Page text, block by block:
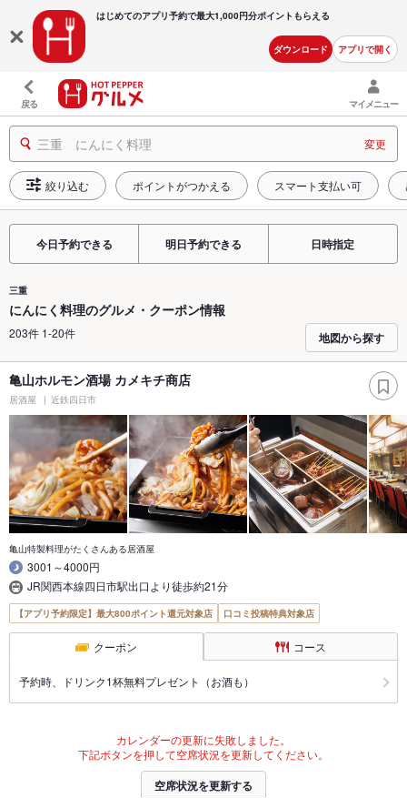
はじめてのアプリ予約で最大1,000円分ポイントもらえる
ダウンロード アプリで開く
戻る マイメニュー
三重 にんにく料理 変更
絞り込む ポイントがつかえる スマート支払い可
今日予約できる 明日予約できる 日時指定
三重
にんにく料理のグルメ・クーポン情報
203件 1-20件 地図から探す
亀山ホルモン酒場 カメキチ商店
居酒屋 近鉄四日市
亀山特製料理がたくさんある居酒屋
3001～4000円
JR関西本線四日市駅出口より徒歩約21分
【アプリ予約限定】最大800ポイント還元対象店 口コミ投稿特典対象店
クーポン コース
予約時、ドリンク1杯無料プレゼント（お酒も）
カレンダーの更新に失敗しました。
下記ボタンを押して空席状況を更新してください。
空席状況を更新する